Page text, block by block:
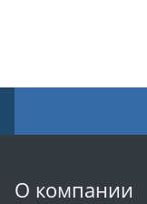
О компании